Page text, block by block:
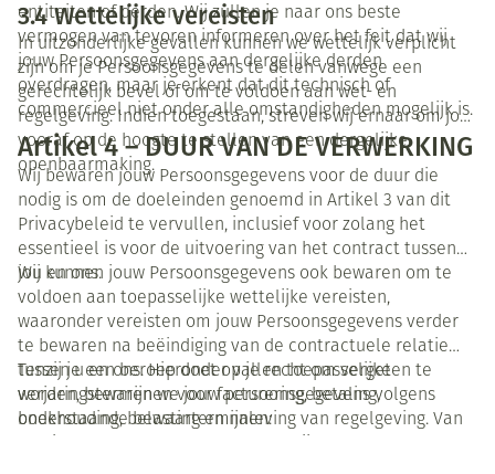
entiteiten of derden. Wij zullen je naar ons beste
vermogen van tevoren informeren over het feit dat wij
jouw Persoonsgegevens aan dergelijke derden
overdragen, maar je erkent dat dit technisch of
commercieel niet onder alle omstandigheden mogelijk is.
3.4 Wettelijke vereisten
In uitzonderlijke gevallen kunnen we wettelijk verplicht
zijn om je Persoonsgegevens te delen vanwege een
gerechtelijk bevel of om te voldoen aan wet- en
regelgeving. Indien toegestaan, streven wij ernaar om jou
vooraf op de hoogte te stellen van een dergelijke
openbaarmaking.
Artikel 4 – DUUR VAN DE VERWERKING
Wij bewaren jouw Persoonsgegevens voor de duur die
nodig is om de doeleinden genoemd in Artikel 3 van dit
Privacybeleid te vervullen, inclusief voor zolang het
essentieel is voor de uitvoering van het contract tussen
jou en ons.
Wij kunnen jouw Persoonsgegevens ook bewaren om te
voldoen aan toepasselijke wettelijke vereisten,
waaronder vereisten om jouw Persoonsgegevens verder
te bewaren na beëindiging van de contractuele relatie
tussen u en ons. Hieronder vallen toepasselijke
verjaringstermijnen voor facturering, betaling,
boekhouding, belasting en naleving van regelgeving. Van
Tenzij je een beroep doet op je recht om vergeten te
worden, bewaren we jouw persoonsgegevens volgens
onderstaande bewaartermijnen: